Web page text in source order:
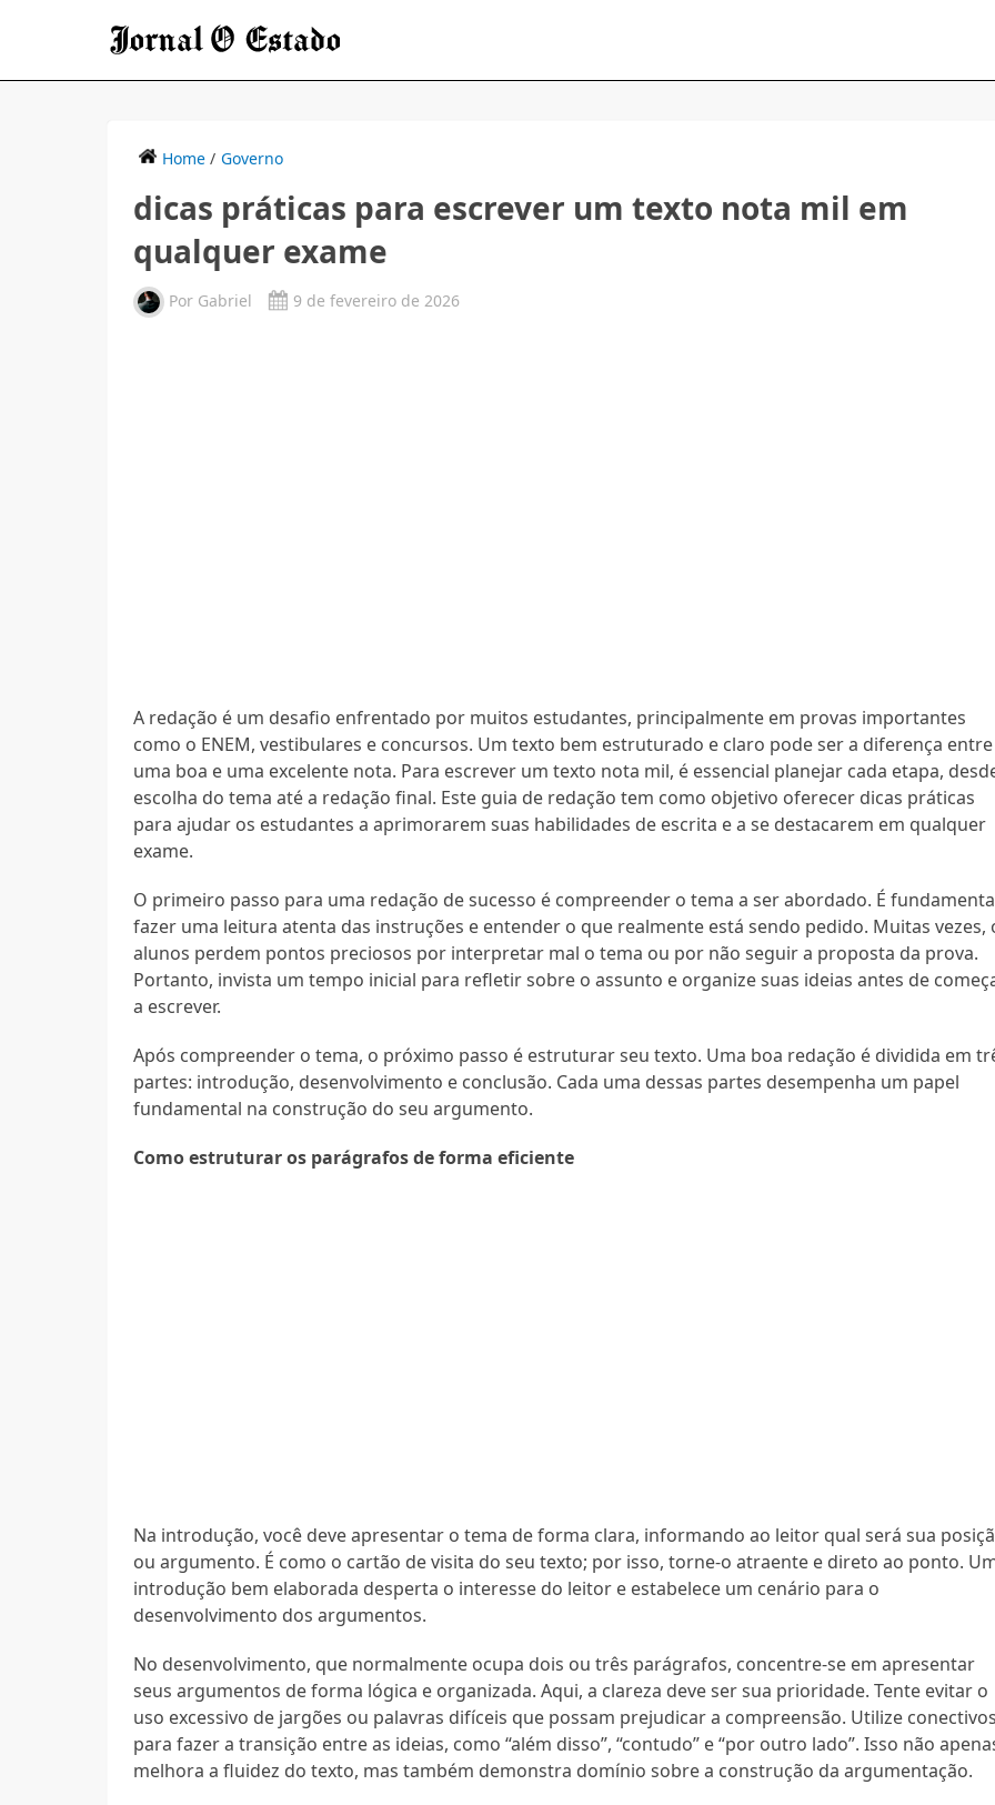
Home / Governo
dicas práticas para escrever um texto nota mil em
qualquer exame
Por Gabriel 9 de fevereiro de 2026
A redação é um desafio enfrentado por muitos estudantes, principalmente em provas importantes
como o ENEM, vestibulares e concursos. Um texto bem estruturado e claro pode ser a diferença entre
uma boa e uma excelente nota. Para escrever um texto nota mil, é essencial planejar cada etapa,
escolha do tema até a redação final. Este guia de redação tem como objetivo oferecer dicas práticas
para ajudar os estudantes a aprimorarem suas habilidades de escrita e a se destacarem em qualquer
exame.
O primeiro passo para uma redação de sucesso é compreender o tema a ser abordado. É
fazer uma leitura atenta das instruções e entender o que realmente está sendo pedido. Muitas vezes,
alunos perdem pontos preciosos por interpretar mal o tema ou por não seguir a proposta da prova.
Portanto, invista um tempo inicial para refletir sobre o assunto e organize suas ideias antes de
a escrever.
Após compreender o tema, o próximo passo é estruturar seu texto. Uma boa redação é dividida em
partes: introdução, desenvolvimento e conclusão. Cada uma dessas partes desempenha um papel
fundamental na construção do seu argumento.
Como estruturar os parágrafos de forma eficiente
Na introdução, você deve apresentar o tema de forma clara, informando ao leitor qual será sua
ou argumento. É como o cartão de visita do seu texto; por isso, torne-o atraente e direto ao ponto.
introdução bem elaborada desperta o interesse do leitor e estabelece um cenário para o
desenvolvimento dos argumentos.
No desenvolvimento, que normalmente ocupa dois ou três parágrafos, concentre-se em apresentar
seus argumentos de forma lógica e organizada. Aqui, a clareza deve ser sua prioridade. Tente evitar o
uso excessivo de jargões ou palavras difíceis que possam prejudicar a compreensão. Utilize
para fazer a transição entre as ideias, como “além disso”, “contudo” e “por outro lado”. Isso não
melhora a fluidez do texto, mas também demonstra domínio sobre a construção da argumentação.